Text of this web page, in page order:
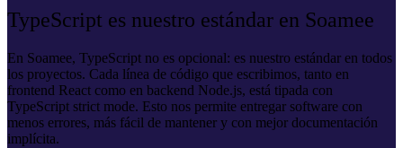
TypeScript es nuestro estándar en Soamee
En Soamee, TypeScript no es opcional: es nuestro estándar en todos
los proyectos. Cada línea de código que escribimos, tanto en
frontend React como en backend Node.js, está tipada con
TypeScript strict mode. Esto nos permite entregar software con
menos errores, más fácil de mantener y con mejor documentación
implícita.